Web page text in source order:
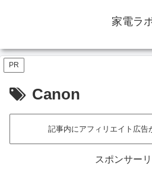
家電ラ
PR
Canon
記事内にアフィリエイト広告
スポンサー